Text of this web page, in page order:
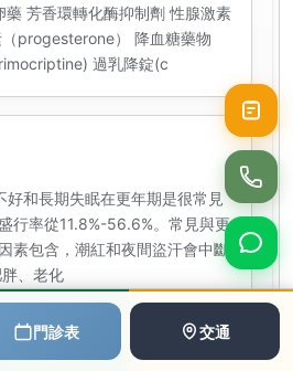
藥 芳香環轉化酶抑制劑 性腺激素
progesterone） 降血糖藥物
過乳降錠(c
和長期失眠在更年期是很常見
行率從11.8%-56.6%。常見與更
素包含，潮紅和夜間盜汗會中斷
、老化
門診表 交通
💬 📅